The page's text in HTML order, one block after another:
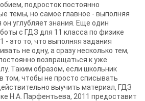
подросток постоянно
темы, но самое главное - выполняя
он углубляет знания. Еще один
с ГДЗ для 11 класса по физике
- это то, что выполняя задания
не одну, а сразу несколько тем,
возвращаться к уже
Таким образом, если школьник
том, чтобы не просто списывать
выучить материал, ГДЗ
Н.А. Парфентьева, 2011 предоставит